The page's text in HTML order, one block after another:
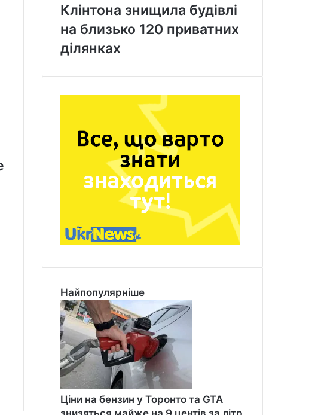
Клінтона знищила будівлі
на близько 120 приватних
ділянках
Найпопулярніше
Ціни на бензин у Торонто та GTA